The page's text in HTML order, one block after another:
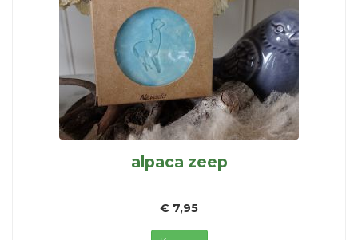
alpaca zeep
€ 7,95